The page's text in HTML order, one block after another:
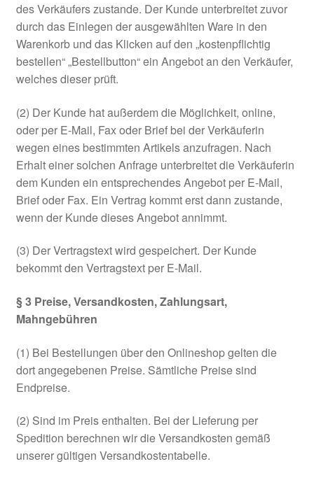
des Verkäufers zustande. Der Kunde unterbreitet zuvor
durch das Einlegen der ausgewählten Ware in den
Warenkorb und das Klicken auf den „kostenpflichtig
bestellen“ „Bestellbutton“ ein Angebot an den Verkäufer,
welches dieser prüft.
(2) Der Kunde hat außerdem die Möglichkeit, online,
oder per E-Mail, Fax oder Brief bei der Verkäuferin
wegen eines bestimmten Artikels anzufragen. Nach
Erhalt einer solchen Anfrage unterbreitet die Verkäuferin
dem Kunden ein entsprechendes Angebot per E-Mail,
Brief oder Fax. Ein Vertrag kommt erst dann zustande,
wenn der Kunde dieses Angebot annimmt.
(3) Der Vertragstext wird gespeichert. Der Kunde
bekommt den Vertragstext per E-Mail.
§ 3 Preise, Versandkosten, Zahlungsart,
Mahngebühren
(1) Bei Bestellungen über den Onlineshop gelten die
dort angegebenen Preise. Sämtliche Preise sind
Endpreise.
(2) Sind im Preis enthalten. Bei der Lieferung per
Spedition berechnen wir die Versandkosten gemäß
unserer gültigen Versandkostentabelle.